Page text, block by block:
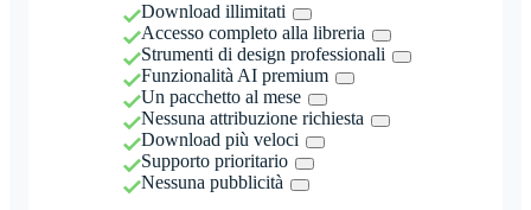
Download illimitati
Accesso completo alla libreria
Strumenti di design professionali
Funzionalità AI premium
Un pacchetto al mese
Nessuna attribuzione richiesta
Download più veloci
Supporto prioritario
Nessuna pubblicità